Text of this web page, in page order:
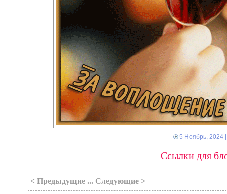
5 Ноябрь, 2024
Ссылки для
< Предыдущие ... Следующие >